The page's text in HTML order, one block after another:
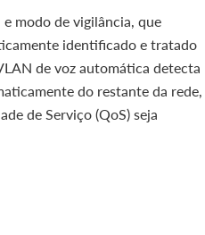
modo de vigilância, que
identificado e tratado
de voz automática detecta
do restante da rede,
de Serviço (QoS) seja